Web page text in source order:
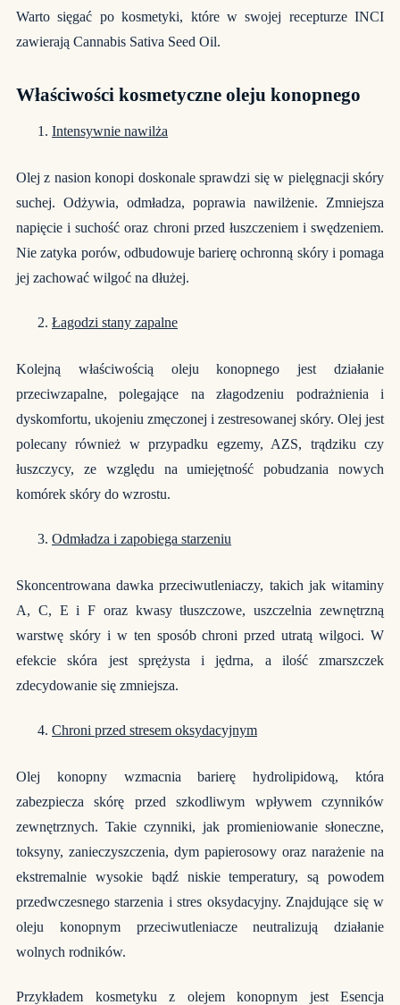
Warto sięgać po kosmetyki, które w swojej recepturze INCI
zawierają Cannabis Sativa Seed Oil.
Właściwości kosmetyczne oleju konopnego
Intensywnie nawilża
Olej z nasion konopi doskonale sprawdzi się w pielęgnacji skóry
suchej. Odżywia, odmładza, poprawia nawilżenie. Zmniejsza
napięcie i suchość oraz chroni przed łuszczeniem i swędzeniem.
Nie zatyka porów, odbudowuje barierę ochronną skóry i pomaga
jej zachować wilgoć na dłużej.
Łagodzi stany zapalne
Kolejną właściwością oleju konopnego jest działanie
przeciwzapalne, polegające na złagodzeniu podrażnienia i
dyskomfortu, ukojeniu zmęczonej i zestresowanej skóry. Olej jest
polecany również w przypadku egzemy, AZS, trądziku czy
łuszczycy, ze względu na umiejętność pobudzania nowych
komórek skóry do wzrostu.
Odmładza i zapobiega starzeniu
Skoncentrowana dawka przeciwutleniaczy, takich jak witaminy
A, C, E i F oraz kwasy tłuszczowe, uszczelnia zewnętrzną
warstwę skóry i w ten sposób chroni przed utratą wilgoci. W
efekcie skóra jest sprężysta i jędrna, a ilość zmarszczek
zdecydowanie się zmniejsza.
Chroni przed stresem oksydacyjnym
Olej konopny wzmacnia barierę hydrolipidową, która
zabezpiecza skórę przed szkodliwym wpływem czynników
zewnętrznych. Takie czynniki, jak promieniowanie słoneczne,
toksyny, zanieczyszczenia, dym papierosowy oraz narażenie na
ekstremalnie wysokie bądź niskie temperatury, są powodem
przedwczesnego starzenia i stres oksydacyjny. Znajdujące się w
oleju konopnym przeciwutleniacze neutralizują działanie
wolnych rodników.
Przykładem kosmetyku z olejem konopnym jest Esencja